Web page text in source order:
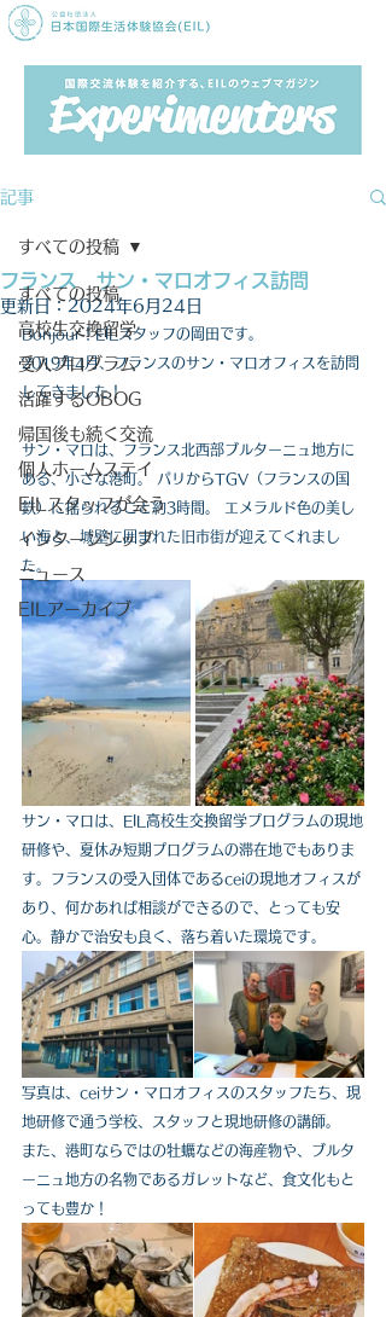
記事
すべての投稿
高校生交換留学
受入プログラム
活躍するOBOG
帰国後も続く交流
個人ホームステイ
EILスタッフが会う
インターンシップ
ニュース
EILアーカイブ
すべての投稿
フランス サン・マロオフィス訪問
更新日：2024年6月24日
Bonjour！EILスタッフの岡田です。
2019年4月、フランスのサン・マロオフィスを訪問
してきました！
サン・マロは、フランス北西部ブルターニュ地方に
ある、小さな港町。 パリからTGV（フランスの国
鉄）に揺られること約3時間。 エメラルド色の美し
い海と、城壁に囲まれた旧市街が迎えてくれまし
た。
サン・マロは、EIL高校生交換留学プログラムの現地
研修や、夏休み短期プログラムの滞在地でもありま
す。フランスの受入団体であるceiの現地オフィスが
あり、何かあれば相談ができるので、とっても安
心。静かで治安も良く、落ち着いた環境です。
写真は、ceiサン・マロオフィスのスタッフたち、現
地研修で通う学校、スタッフと現地研修の講師。
また、港町ならではの牡蠣などの海産物や、ブルタ
ーニュ地方の名物であるガレットなど、食文化もと
っても豊か！